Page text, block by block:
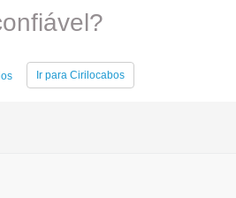
Ir para Cirilocabos